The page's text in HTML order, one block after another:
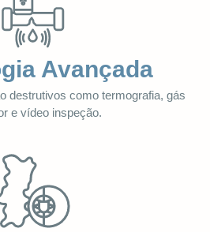
Avançada
destrutivos como termografia, gás
e vídeo inspeção.